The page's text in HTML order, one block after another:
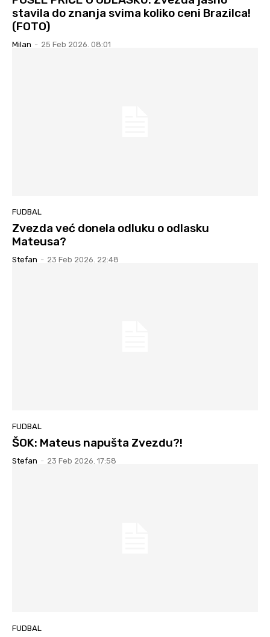
stavila do znanja svima koliko ceni Brazilca!
(FOTO)
Milan - 25 Feb 2026. 08:01
FUDBAL
Zvezda već donela odluku o odlasku
Mateusa?
Stefan - 23 Feb 2026. 22:48
FUDBAL
ŠOK: Mateus napušta Zvezdu?!
Stefan - 23 Feb 2026. 17:58
FUDBAL